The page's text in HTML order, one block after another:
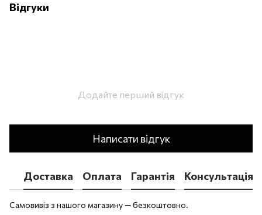
Відгуки
Додайте перший відгук
Написати відгук
Доставка Оплата Гарантія Консультація
Самовивіз з нашого магазину — безкоштовно.